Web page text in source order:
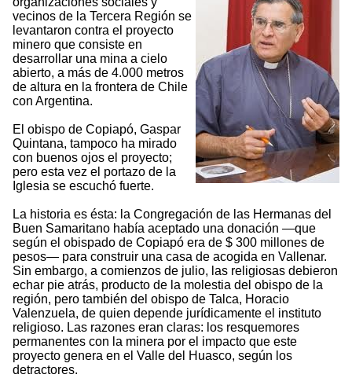
vecinos de la Tercera Región se
levantaron contra el proyecto
minero que consiste en
desarrollar una mina a cielo
abierto, a más de 4.000 metros
de altura en la frontera de Chile
con Argentina.
El obispo de Copiapó, Gaspar
Quintana, tampoco ha mirado
con buenos ojos el proyecto;
pero esta vez el portazo de la
Iglesia se escuchó fuerte.
La historia es ésta: la Congregación de las Hermanas del
Buen Samaritano había aceptado una donación —que
según el obispado de Copiapó era de $ 300 millones de
pesos— para construir una casa de acogida en Vallenar.
Sin embargo, a comienzos de julio, las religiosas debieron
echar pie atrás, producto de la molestia del obispo de la
región, pero también del obispo de Talca, Horacio
Valenzuela, de quien depende jurídicamente el instituto
religioso. Las razones eran claras: los resquemores
permanentes con la minera por el impacto que este
proyecto genera en el Valle del Huasco, según los
detractores.